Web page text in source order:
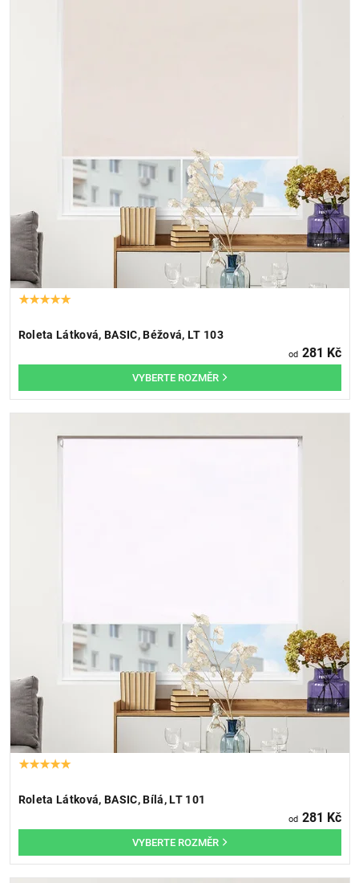
Roleta Látková, BASIC, Béžová, LT 103
od 281 Kč
Roleta Látková, BASIC, Bílá, LT 101
od 281 Kč